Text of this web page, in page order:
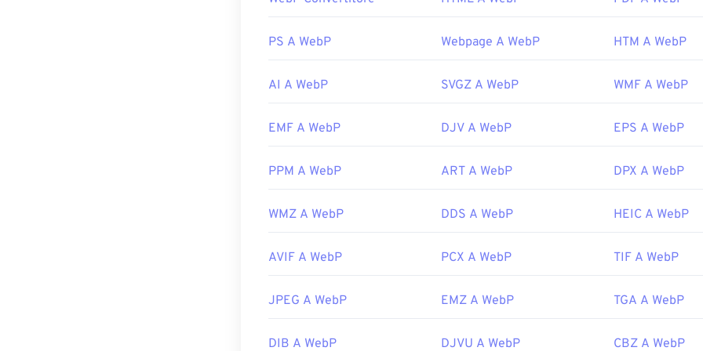
le piattaforme. I file WebP si aprono automaticamente anche suGIMPe
Visualizzatori gratuiti alternativi da provare sono
Photopea.
assicurati di installare i plugin per l'apertura di WebP.
Link utili:
Strumenti WebP correlati:
PS A WebP Webpage A WebP HTM A WebP
AI A WebP SVGZ A WebP WMF A WebP
EMF A WebP DJV A WebP EPS A WebP
PPM A WebP ART A WebP DPX A WebP
WMZ A WebP DDS A WebP HEIC A WebP
AVIF A WebP PCX A WebP TIF A WebP
JPEG A WebP EMZ A WebP TGA A WebP
DIB A WebP DJVU A WebP CBZ A WebP